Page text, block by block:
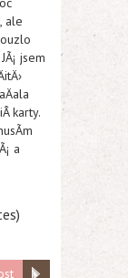
ale
jsem
karty.
a